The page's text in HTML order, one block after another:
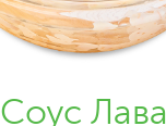
Соус Лава